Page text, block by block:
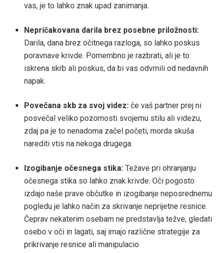
vas, je to lahko znak upad zanimanja.
Nepričakovana darila brez posebne priložnosti:
Darila, dana brez očitnega razloga, so lahko poskus
poravnave krivde. Pomembno je razbrati, ali je to
iskrena skrb ali poskus, da bi vas odvrnili od nedavnih
napak.
Povečana skb za svoj videz: če vaš partner prej ni
posvečal veliko pozornosti svojemu stilu ali videzu,
zdaj pa je to nenadoma začel početi, morda skuša
narediti vtis na nekoga drugega.
Izogibanje očesnega stika:Težave pri ohranjanju
očesnega stika so lahko znak krivde. Oči pogosto
izdajo naše prave občutke in izogibanje neposrednemu
pogledu je lahko način za skrivanje neprijetne resnice.
Čeprav nekaterim osebam ne predstavlja težve, gledati
osebo v oči in lagati, saj imajo različne strategije za
prikrivanje resnice ali manipulacio.